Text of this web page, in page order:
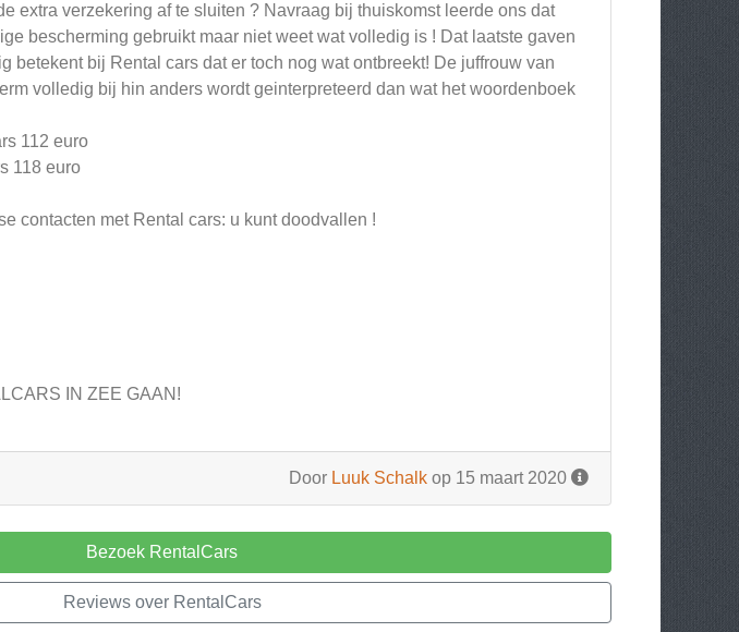
extra verzekering af te sluiten ? Navraag bij thuiskomst leerde ons dat
bescherming gebruikt maar niet weet wat volledig is ! Dat laatste gaven
betekent bij Rental cars dat er toch nog wat ontbreekt! De juffrouw van
volledig bij hin anders wordt geinterpreteerd dan wat het woordenboek
112 euro
118 euro
contacten met Rental cars: u kunt doodvallen !
IN ZEE GAAN!
Door Luuk Schalk op 15 maart 2020
Bezoek RentalCars
Reviews over RentalCars